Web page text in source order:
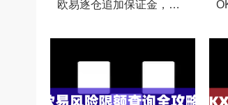
欧易逐仓追加保证金，灵活风控与资金利用的终极指南